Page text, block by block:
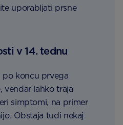
uporabljati prsne
v 14. tednu
po koncu prvega
vendar lahko traja
simptomi, na primer
Obstaja tudi nekaj